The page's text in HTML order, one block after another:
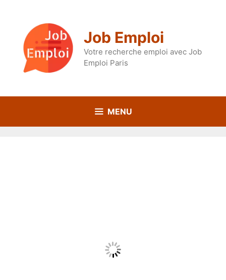
Job Emploi
Votre recherche emploi avec Job
Emploi Paris
MENU